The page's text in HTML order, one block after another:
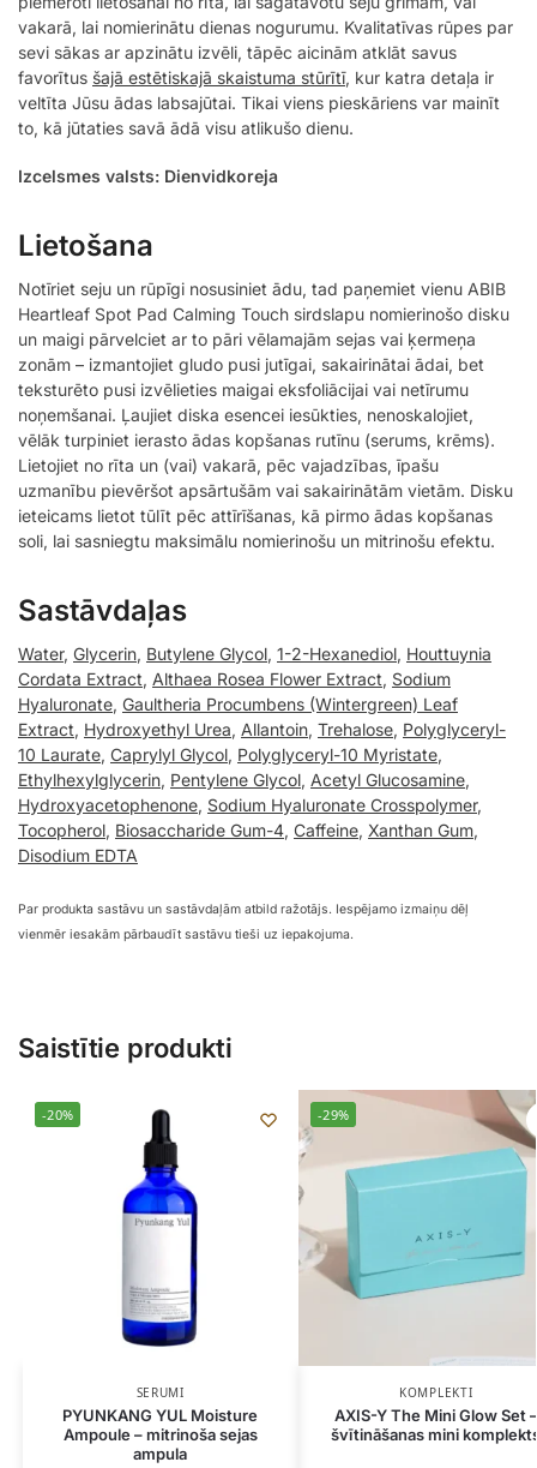
vakarā, lai nomierinātu dienas nogurumu. Kvalitatīvas rūpes par
sevi sākas ar apzinātu izvēli, tāpēc aicinām atklāt savus
favorītus šajā estētiskajā skaistuma stūrītī, kur katra detaļa ir
veltīta Jūsu ādas labsajūtai. Tikai viens pieskāriens var mainīt
to, kā jūtaties savā ādā visu atlikušo dienu.
Izcelsmes valsts: Dienvidkoreja
Lietošana
Notīriet seju un rūpīgi nosusiniet ādu, tad paņemiet vienu ABIB
Heartleaf Spot Pad Calming Touch sirdslapu nomierinošo disku
un maigi pārvelciet ar to pāri vēlamajām sejas vai ķermeņa
zonām – izmantojiet gludo pusi jutīgai, sakairinātai ādai, bet
teksturēto pusi izvēlieties maigai eksfoliācijai vai netīrumu
noņemšanai. Ļaujiet diska esencei iesūkties, nenoskalojiet,
vēlāk turpiniet ierasto ādas kopšanas rutīnu (serums, krēms).
Lietojiet no rīta un (vai) vakarā, pēc vajadzības, īpašu
uzmanību pievēršot apsārtušām vai sakairinātām vietām. Disku
ieteicams lietot tūlīt pēc attīrīšanas, kā pirmo ādas kopšanas
soli, lai sasniegtu maksimālu nomierinošu un mitrinošu efektu.
Sastāvdaļas
Water, Glycerin, Butylene Glycol, 1-2-Hexanediol, Houttuynia
Cordata Extract, Althaea Rosea Flower Extract, Sodium
Hyaluronate, Gaultheria Procumbens (Wintergreen) Leaf
Extract, Hydroxyethyl Urea, Allantoin, Trehalose, Polyglyceryl-
10 Laurate, Caprylyl Glycol, Polyglyceryl-10 Myristate,
Ethylhexylglycerin, Pentylene Glycol, Acetyl Glucosamine,
Hydroxyacetophenone, Sodium Hyaluronate Crosspolymer,
Tocopherol, Biosaccharide Gum-4, Caffeine, Xanthan Gum,
Disodium EDTA
Par produkta sastāvu un sastāvdaļām atbild ražotājs. Iespējamo izmaiņu dēļ
vienmēr iesakām pārbaudīt sastāvu tieši uz iepakojuma.
Saistītie produkti
-20%
SERUMI
PYUNKANG YUL Moisture
Ampoule – mitrinoša sejas
ampula
-29%
KOMPLEKTI
AXIS-Y The Mini Glow Set –
švītināšanas mini